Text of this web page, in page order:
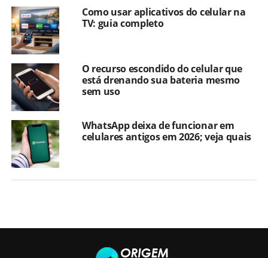
Como usar aplicativos do celular na
TV: guia completo
O recurso escondido do celular que
está drenando sua bateria mesmo
sem uso
WhatsApp deixa de funcionar em
celulares antigos em 2026; veja quais